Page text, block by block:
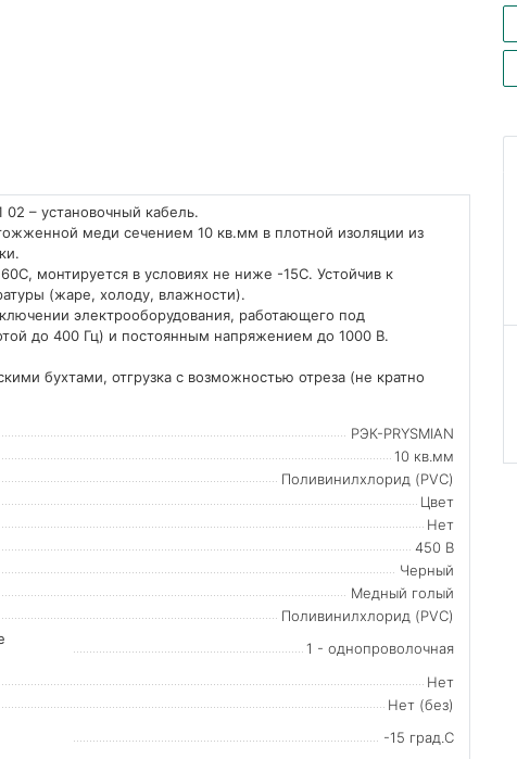
– установочный кабель.
меди сечением 10 кв.мм в плотной изоляции из
монтируется в условиях не ниже -15С. Устойчив к
(жаре, холоду, влажности).
электрооборудования, работающего под
до 400 Гц) и постоянным напряжением до 1000 В.
бухтами, отгрузка с возможностью отреза (не кратно
РЭК-PRYSMIAN
10 кв.мм
Поливинилхлорид (PVC)
Цвет
Нет
450 В
Черный
Медный голый
Поливинилхлорид (PVC)
1 - однопроволочная
Нет
Нет (без)
-15 град.C